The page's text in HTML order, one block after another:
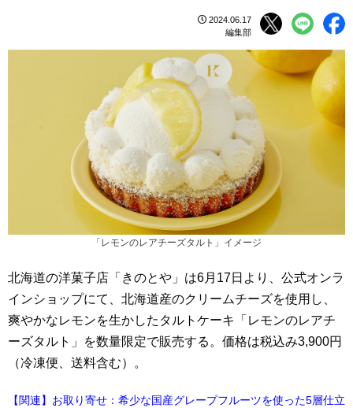
2024.06.17
編集部
「レモンのレアチーズタルト」イメージ
北海道の洋菓子店「きのとや」は6月17日より、公式オンラ
インショップにて、北海道産のクリームチーズを使用し、
爽やかなレモンを生かしたタルトケーキ「レモンのレアチ
ーズタルト」を数量限定で販売する。価格は税込み3,900円
（冷凍便、送料含む）。
【関連】お取り寄せ：希少な国産グレープフルーツを使った5層仕立